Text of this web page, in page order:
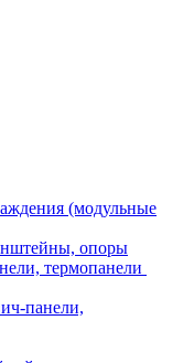
(модульные
опоры
термопанели
панели,